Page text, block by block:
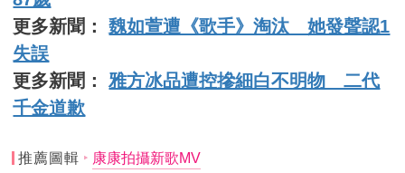
更多新聞：魏如萱遭《歌手》淘汰 她發聲認1
失誤
更多新聞：雅方冰品遭控摻細白不明物 二代
千金道歉
推薦圖輯 康康拍攝新歌MV